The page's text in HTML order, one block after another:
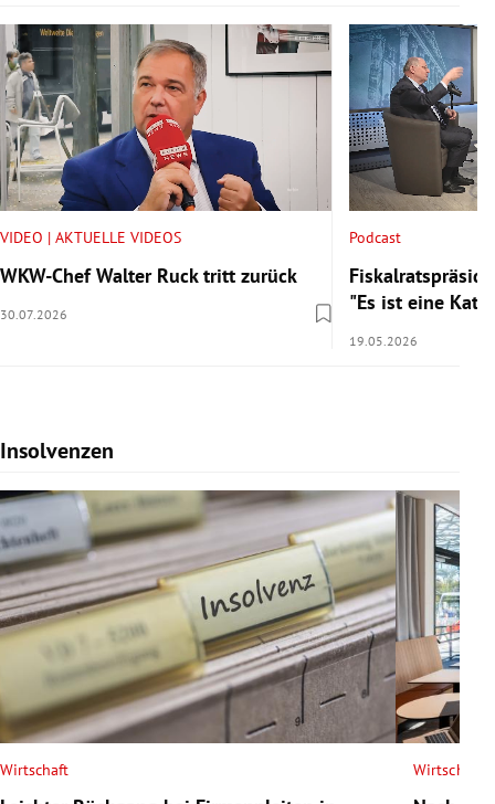
VIDEO | AKTUELLE VIDEOS
WKW-Chef Walter Ruck tritt zurück
30.07.2026
Podcast
"Es ist eine
19.05.2026
Insolvenzen
Slide 1 von 7
Wirtschaft Wirtschaft